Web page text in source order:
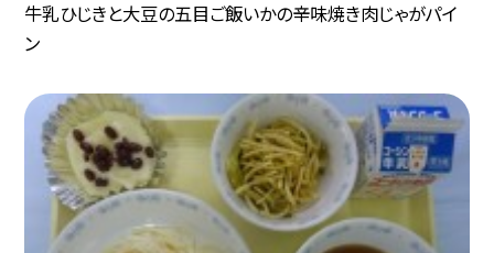
牛乳ひじきと大豆の五目ご飯いかの辛味焼き肉じゃがパイ
ン